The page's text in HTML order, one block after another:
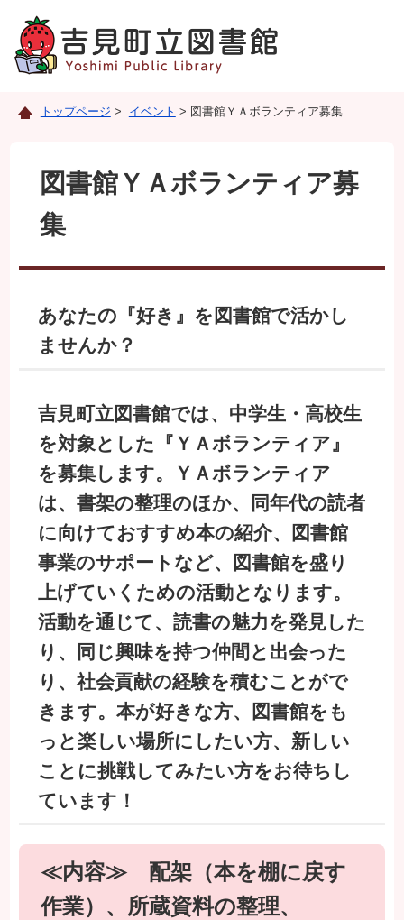
トップページ > イベント > 図書館ＹＡボランティア募集
図書館ＹＡボランティア募
集
あなたの『好き』を図書館で活かし
ませんか？
吉見町立図書館では、中学生・高校生
を対象とした『ＹＡボランティア』
を募集します。ＹＡボランティア
は、書架の整理のほか、同年代の読者
に向けておすすめ本の紹介、図書館
事業のサポートなど、図書館を盛り
上げていくための活動となります。
活動を通じて、読書の魅力を発見した
り、同じ興味を持つ仲間と出会った
り、社会貢献の経験を積むことがで
きます。本が好きな方、図書館をも
っと楽しい場所にしたい方、新しい
ことに挑戦してみたい方をお待ちし
ています！
≪内容≫ 配架（本を棚に戻す
作業）、所蔵資料の整理、